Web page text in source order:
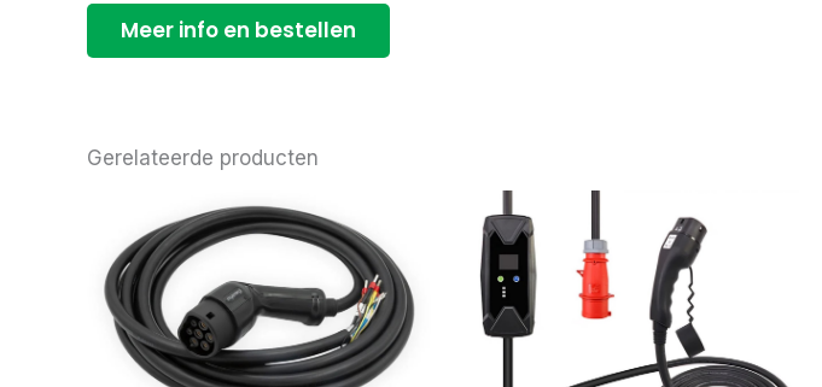
Meer info en bestellen
Gerelateerde producten